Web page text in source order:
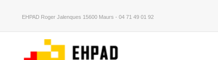
EHPAD Roger Jalenques 15600 Maurs - 04 71 49 01 92